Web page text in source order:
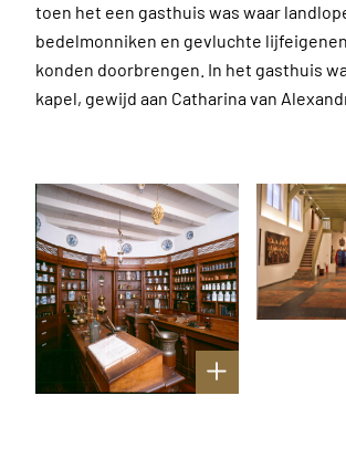
toen het een gasthuis was waar
bedelmonniken en gevluchte
konden doorbrengen. In het gasthuis
kapel, gewijd aan Catharina van